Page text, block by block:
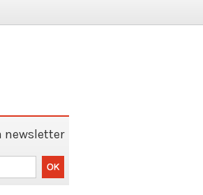
newsletter